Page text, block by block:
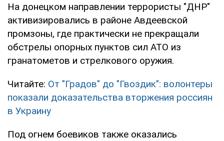
На донецком направлении террористы "ДНР"
активизировались в районе Авдеевской
промзоны, где практически не прекращали
обстрелы опорных пунктов сил АТО из
гранатометов и стрелкового оружия.
Читайте: От "Градов" до "Гвоздик": волонтеры
показали доказательства вторжения россиян
в Украину
Под огнем боевиков также оказались